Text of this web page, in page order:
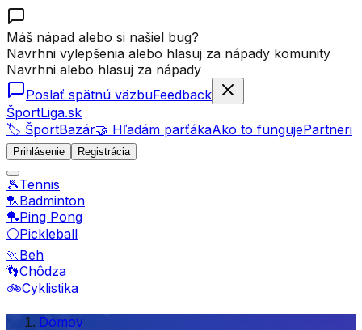
Máš nápad alebo si našiel bug?
Navrhni vylepšenia alebo hlasuj za nápady komunity
Navrhni alebo hlasuj za nápady
Poslať spätnú väzbuFeedback
ŠportLiga.sk
🏷️ ŠportBazár🤝 Hľadám parťákaAko to fungujePartneri
Prihlásenie Registrácia
🎾Tennis
🏸Badminton
🏓Ping Pong
⚪Pickleball
🏃Beh
👣Chôdza
🚲Cyklistika
Domov